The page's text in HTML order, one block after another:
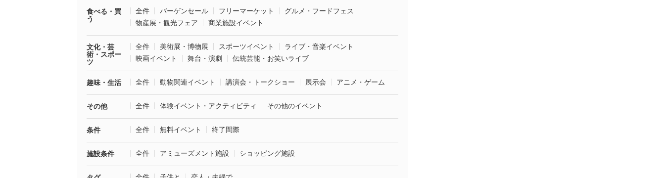
食べる・買
う
全件 バーゲンセール フリーマーケット
グルメ・フードフェス
物産展・観光フェア
商業施設イベント
文化・芸
術・スポー
ツ
全件 美術展・博物展 スポーツイベント
ライブ・音楽イベント
映画イベント
舞台・演劇 伝統芸能・お笑いライブ
趣味・生活 全件 動物関連イベント 講演会・トークショー 展示会 アニメ・ゲーム
その他 全件 体験イベント・アクティビティ その他のイベント
条件 全件 無料イベント 終了間際
施設条件 全件 アミューズメント施設 ショッピング施設